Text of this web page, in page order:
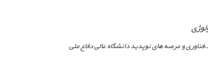
و عرصه های نوپدید دانشگاه عالی دفاع ملی